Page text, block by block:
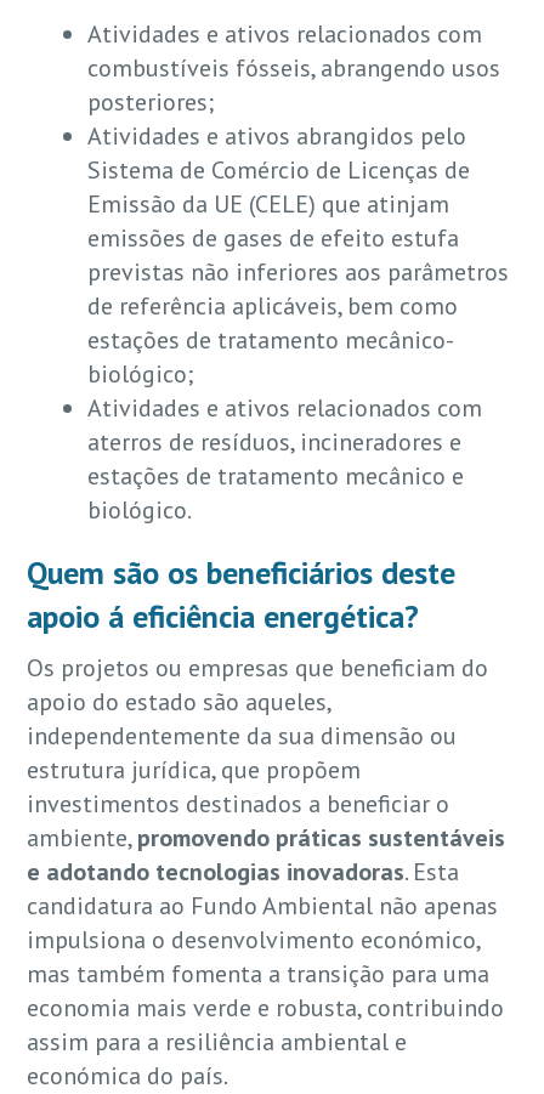
Atividades e ativos relacionados com
combustíveis fósseis, abrangendo usos
posteriores;
Atividades e ativos abrangidos pelo
Sistema de Comércio de Licenças de
Emissão da UE (CELE) que atinjam
emissões de gases de efeito estufa
previstas não inferiores aos parâmetros
de referência aplicáveis, bem como
estações de tratamento mecânico-
biológico;
Atividades e ativos relacionados com
aterros de resíduos, incineradores e
estações de tratamento mecânico e
biológico.
Quem são os beneficiários deste
apoio á eficiência energética?
Os projetos ou empresas que beneficiam do
apoio do estado são aqueles,
independentemente da sua dimensão ou
estrutura jurídica, que propõem
investimentos destinados a beneficiar o
ambiente,promovendo práticas sustentáveis
e adotando tecnologias inovadoras. Esta
candidatura ao Fundo Ambiental não apenas
impulsiona o desenvolvimento económico,
mas também fomenta a transição para uma
economia mais verde e robusta, contribuindo
assim para a resiliência ambiental e
económica do país.